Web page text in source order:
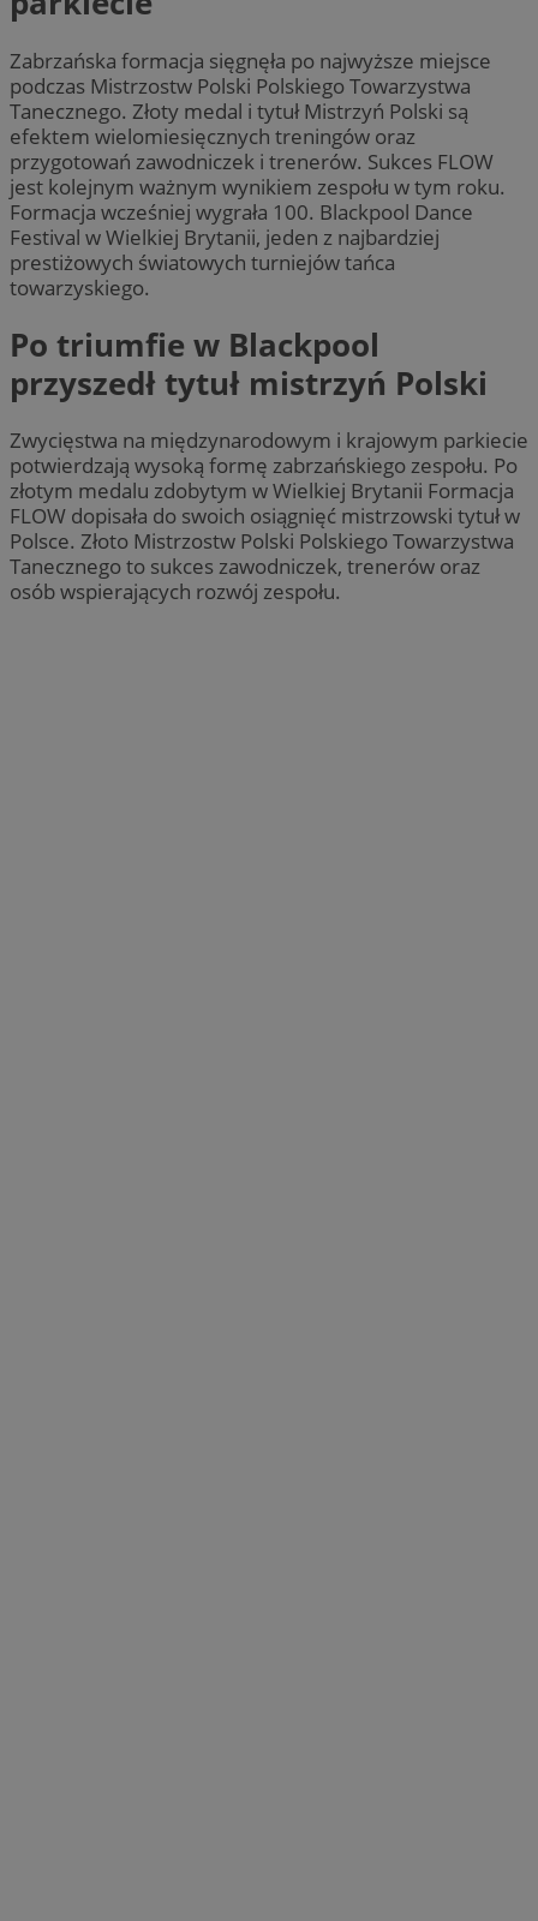
Zabrzańska formacja sięgnęła po najwyższe miejsce
podczas Mistrzostw Polski Polskiego Towarzystwa
Tanecznego. Złoty medal i tytuł Mistrzyń Polski są
efektem wielomiesięcznych treningów oraz
przygotowań zawodniczek i trenerów. Sukces FLOW
jest kolejnym ważnym wynikiem zespołu w tym roku.
Formacja wcześniej wygrała 100. Blackpool Dance
Festival w Wielkiej Brytanii, jeden z najbardziej
prestiżowych światowych turniejów tańca
towarzyskiego.
Po triumfie w Blackpool
przyszedł tytuł mistrzyń Polski
Zwycięstwa na międzynarodowym i krajowym parkiecie
potwierdzają wysoką formę zabrzańskiego zespołu. Po
złotym medalu zdobytym w Wielkiej Brytanii Formacja
FLOW dopisała do swoich osiągnięć mistrzowski tytuł w
Polsce. Złoto Mistrzostw Polski Polskiego Towarzystwa
Tanecznego to sukces zawodniczek, trenerów oraz
osób wspierających rozwój zespołu.